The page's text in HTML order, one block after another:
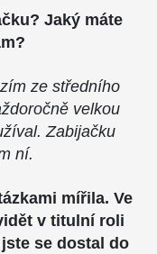
Jaký máte
ze středního
velkou
Zabijačku
ní.
mířila. Ve
v titulní roli
se dostal do